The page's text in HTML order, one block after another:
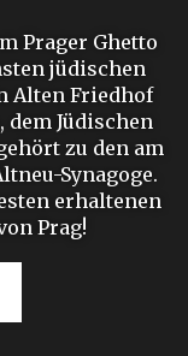
Prager Ghetto
jüdischen
Alten Friedhof
dem Jüdischen
zu den am
Synagoge.
erhaltenen
Prag!